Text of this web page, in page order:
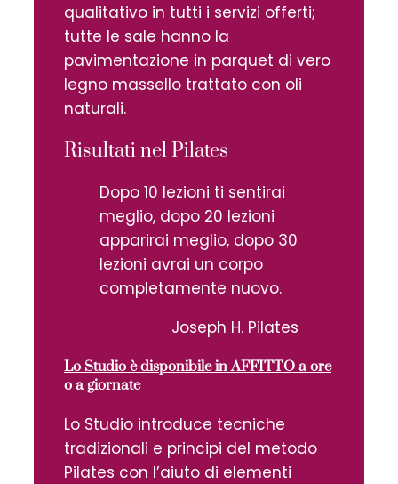
qualitativo in tutti i servizi offerti;
tutte le sale hanno la
pavimentazione in parquet di vero
legno massello trattato con oli
naturali.
Risultati nel Pilates
Dopo 10 lezioni ti sentirai
meglio, dopo 20 lezioni
apparirai meglio, dopo 30
lezioni avrai un corpo
completamente nuovo.
Joseph H. Pilates
Lo Studio è disponibile in AFFITTO a ore
o a giornate
Lo Studio introduce tecniche
tradizionali e principi del metodo
Pilates con l’aiuto di elementi